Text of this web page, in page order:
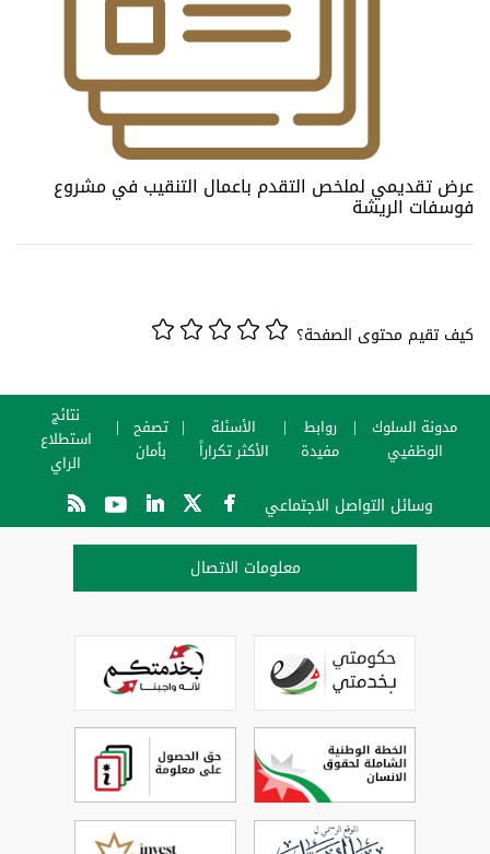
عرض تقديمي لملخص التقدم باعمال التنقيب في مشروع
فوسفات الريشة
كيف تقيم محتوى الصفحة؟
مدونة السلوك
الوظفيي
روابط
مفيدة
الأسئلة
الأكثر تكراراً
تصفح
بأمان
نتائج
استطلاع
الراي
وسائل التواصل الاجتماعي
معلومات الاتصال